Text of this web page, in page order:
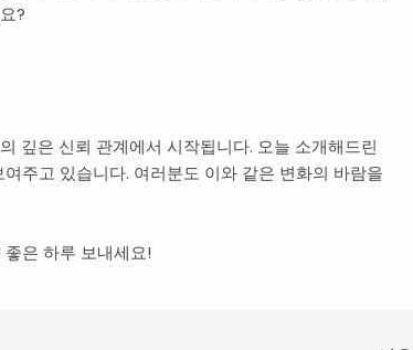
?
깊은 신뢰 관계에서 시작됩니다. 오늘 소개해드린
주고 있습니다. 여러분도 이와 같은 변화의 바람을
은 하루 보내세요!